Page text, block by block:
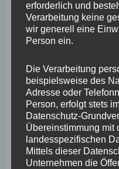
Juli 2025
Juni 2025
April 2025
März 2025
Februar 2025
Januar 2025
Dezember 2024
erforderlich und
Verarbeitung keine
wir generell eine
Person ein.
Die Verarbeitung
beispielsweise des
Adresse oder
Person, erfolgt stets
Datenschutz-
Übereinstimmung mit
landesspezifischen
Mittels dieser
Unternehmen die